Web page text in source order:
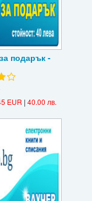
подарък -
EUR | 40.00 лв.